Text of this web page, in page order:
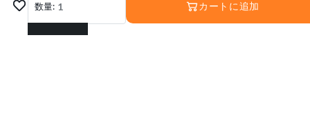
数量: 1
1
カートに追加